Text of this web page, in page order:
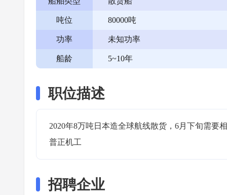
吨位 80000吨
功率 未知功率
船龄 5~10年
职位描述
2020年8万吨日本造全球航线散货，6月下旬需要
普正机工
招聘企业